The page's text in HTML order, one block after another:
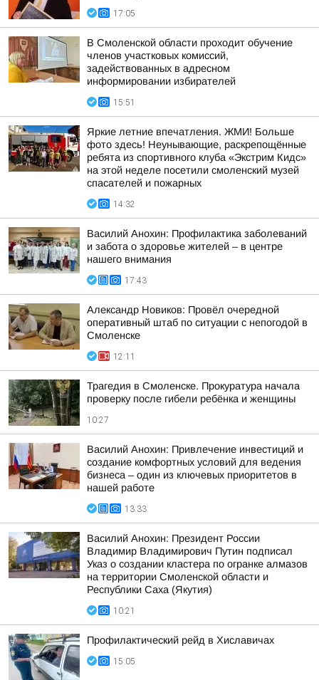
17:05
В Смоленской области проходит обучение
членов участковых комиссий,
задействованных в адресном
информировании избирателей
15:51
Яркие летние впечатления. ЖМИ! Больше
фото здесь! Неунывающие, раскрепощённые
ребята из спортивного клуба «Экстрим Кидс»
на этой неделе посетили смоленский музей
спасателей и пожарных
14:32
Василий Анохин: Профилактика заболеваний
и забота о здоровье жителей – в центре
нашего внимания
17:43
Александр Новиков: Провёл очередной
оперативный штаб по ситуации с непогодой в
Смоленске
12:11
Трагедия в Смоленске. Прокуратура начала
проверку после гибели ребёнка и женщины
10:27
Василий Анохин: Привлечение инвестиций и
создание комфортных условий для ведения
бизнеса – один из ключевых приоритетов в
нашей работе
13:33
Василий Анохин: Президент России
Владимир Владимирович Путин подписал
Указ о создании кластера по огранке алмазов
на территории Смоленской области и
Республики Саха (Якутия)
10:21
Профилактический рейд в Хиславичах
15:05